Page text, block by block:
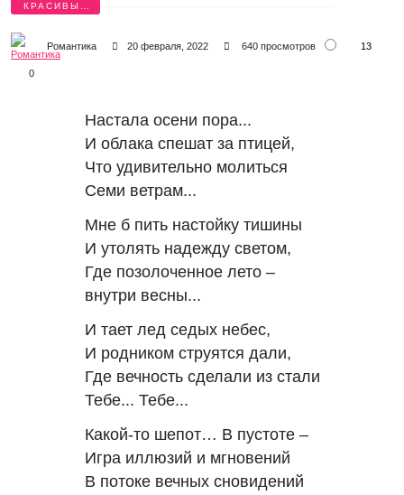
КРАСИВЫЕ
Романтика 20 февраля, 2022 640 просмотров 13
0
Настала осени пора...
И облака спешат за птицей,
Что удивительно молиться
Семи ветрам...
Мне б пить настойку тишины
И утолять надежду светом,
Где позолоченное лето –
внутри весны...
И тает лед седых небес,
И родником струятся дали,
Где вечность сделали из стали
Тебе... Тебе...
Какой-то шепот… В пустоте –
Игра иллюзий и мгновений
В потоке вечных сновидений